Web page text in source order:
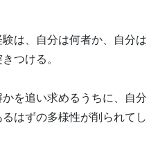
は、自分は何者か、自分は
つける。
を追い求めるうちに、自分
はずの多様性が削られてし